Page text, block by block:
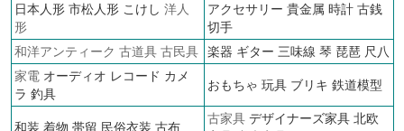
日本人形 市松人形 こけし 洋人
形
アクセサリー 貴金属 時計 古銭
切手
和洋アンティーク 古道具 古民具
楽器 ギター 三味線 琴 琵琶 尺八
家電 オーディオ レコード カメ
ラ 釣具
おもちゃ 玩具 ブリキ 鉄道模型
和装 着物 帯留 民俗衣装 古布
古家具 デザイナーズ家具 北欧